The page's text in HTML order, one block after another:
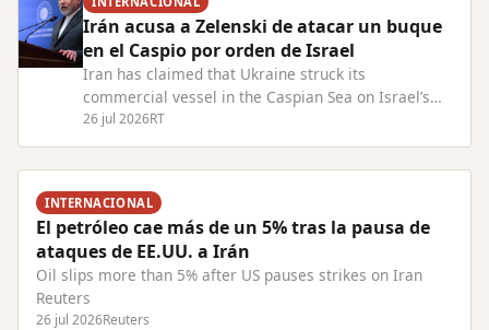
Irán acusa a Zelenski de atacar un buque
en el Caspio por orden de Israel
Iran has claimed that Ukraine struck its
commercial vessel in the Caspian Sea on Israel’s
behalf Read Full Article at RT.com
26 jul 2026RT
INTERNACIONAL
El petróleo cae más de un 5% tras la pausa de
ataques de EE.UU. a Irán
Oil slips more than 5% after US pauses strikes on Iran
Reuters
26 jul 2026Reuters